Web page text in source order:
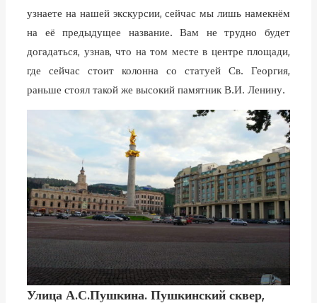
узнаете на нашей экскурсии, сейчас мы лишь намекнём
на её предыдущее название. Вам не трудно будет
догадаться, узнав, что на том месте в центре площади,
где сейчас стоит колонна со статуей Св. Георгия,
раньше стоял такой же высокий памятник В.И. Ленину.
Улица А.С.Пушкина. Пушкинский сквер,